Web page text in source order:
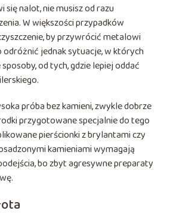
się nalot, nie musisz od razu
W większości przypadków
by przywrócić metalowi
jednak sytuacje, w których
od tych, gdzie lepiej oddać
próba bez kamieni, zwykle dobrze
przygotowane specjalnie do tego
pierścionki z brylantami czy
kamieniami wymagają
bo zbyt agresywne preparaty